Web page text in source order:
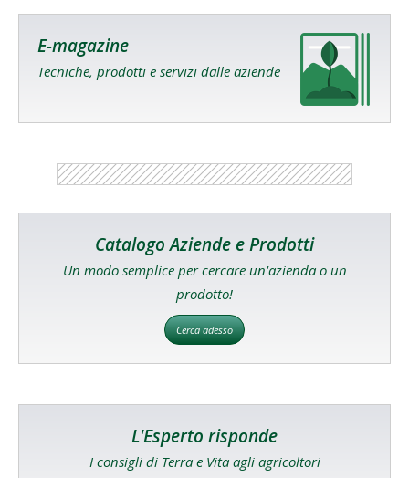
E-magazine
Tecniche, prodotti e servizi dalle aziende
Catalogo Aziende e Prodotti
Un modo semplice per cercare un'azienda o un
prodotto!
Cerca adesso
L'Esperto risponde
I consigli di Terra e Vita agli agricoltori